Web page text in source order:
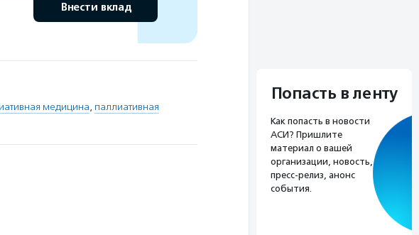
Внести вклад
медицина, паллиативная
Попасть в ленту
Как попасть в новости
АСИ? Пришлите
материал о вашей
организации, новость,
пресс-релиз, анонс
события.